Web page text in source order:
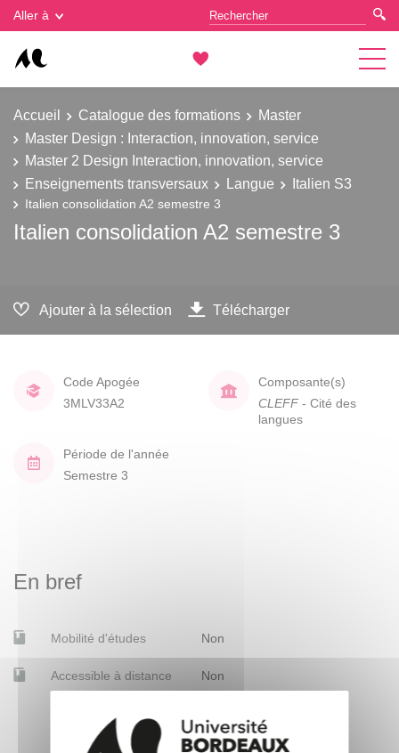
Aller à
Accueil Catalogue des formations
Master
Master Design : Interaction, innovation, service
Master 2 Design Interaction, innovation, service
Enseignements transversaux
Langue Italien S3
Italien consolidation A2 semestre 3
Italien consolidation A2 semestre 3
Ajouter à la sélection Télécharger
Code Apogée
3MLV33A2
Composante(s)
CLEFF - Cité des
langues
Période de l'année
Semestre 3
En bref
Mobilité d'études Non
Accessible à distance Non
Gestion des cookies